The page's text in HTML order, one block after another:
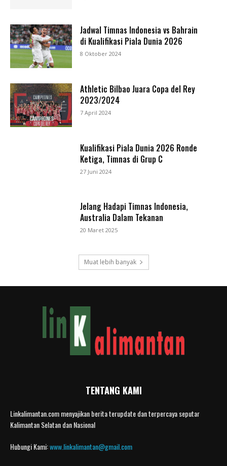
Jadwal Timnas Indonesia vs Bahrain
di Kualifikasi Piala Dunia 2026
8 Oktober 2024
Athletic Bilbao Juara Copa del Rey
2023/2024
7 April 2024
Kualifikasi Piala Dunia 2026 Ronde
Ketiga, Timnas di Grup C
27 Juni 2024
Jelang Hadapi Timnas Indonesia,
Australia Dalam Tekanan
20 Maret 2025
Muat lebih banyak
TENTANG KAMI
Linkalimantan.com menyajikan berita terupdate dan terpercaya seputar
Kalimantan Selatan dan Nasional
Hubungi Kami:www.linkalimantan@gmail.com